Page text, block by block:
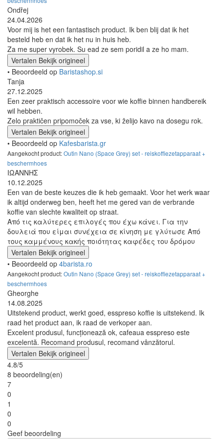
Ondřej
24.04.2026
Voor mij is het een fantastisch product. Ik ben blij dat ik het
besteld heb en dat ik het nu in huis heb.
Za me super vyrobek. Su ead ze sem poridil a ze ho mam.
Vertalen Bekijk origineel
• Beoordeeld op Baristashop.si
Tanja
27.12.2025
Een zeer praktisch accessoire voor wie koffie binnen handbereik
wil hebben.
Zelo praktičen pripomoček za vse, ki želijo kavo na dosegu rok.
Vertalen Bekijk origineel
• Beoordeeld op Kafesbarista.gr
Aangekocht product:Outin Nano (Space Grey) set - reiskoffiezetapparaat +
beschermhoes
ΙΩΑΝΝΗΣ
10.12.2025
Een van de beste keuzes die ik heb gemaakt. Voor het werk waar
ik altijd onderweg ben, heeft het me gered van de verbrande
koffie van slechte kwaliteit op straat.
Από τις καλύτερες επιλογές που έχω κάνει. Για την
δουλειά που είμαι συνέχεια σε κίνηση με γλύτωσε Από
τους καμμένους κακής ποιότητας καφέδες του δρόμου
Vertalen Bekijk origineel
• Beoordeeld op 4barista.ro
Aangekocht product:Outin Nano (Space Grey) set - reiskoffiezetapparaat +
beschermhoes
Gheorghe
14.08.2025
Uitstekend product, werkt goed, esspreso koffie is uitstekend. Ik
raad het product aan, ik raad de verkoper aan.
Excelent produsul, funcționează ok, cafeaua esspreso este
excelentă. Recomand produsul, recomand vânzătorul.
Vertalen Bekijk origineel
4.8/5
8 beoordeling(en)
7
0
1
0
0
Geef beoordeling